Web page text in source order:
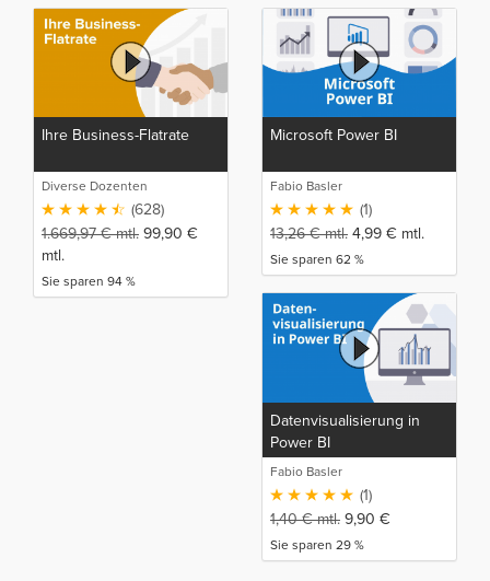
Ihre Business-Flatrate
Diverse Dozenten
(628)
1.669,97€mtl. 99,90 €
mtl.
Sie sparen 94 %
Microsoft Power BI
Fabio Basler
(1)
13,26€mtl. 4,99 € mtl.
Sie sparen 62 %
Datenvisualisierung in
Power BI
Fabio Basler
(1)
1,40€mtl. 9,90 €
Sie sparen 29 %